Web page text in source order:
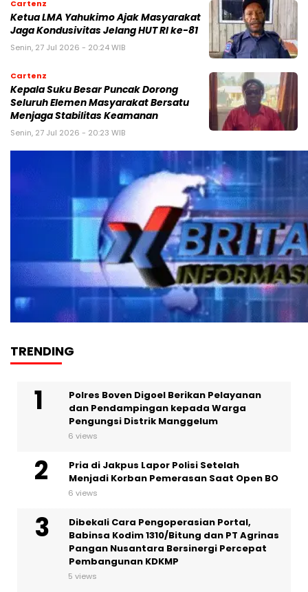
Cartenz
Ketua LMA Yahukimo Ajak Masyarakat
Jaga Kondusivitas Jelang HUT RI ke-81
Senin, 27 Jul 2026 - 20:24 WIB
Cartenz
Kepala Suku Besar Puncak Dorong
Seluruh Elemen Masyarakat Bersatu
Menjaga Stabilitas Keamanan
Senin, 27 Jul 2026 - 20:23 WIB
TRENDING
Polres Boven Digoel Berikan Pelayanan
dan Pendampingan kepada Warga
Pengungsi Distrik Manggelum
6 views
Pria di Jakpus Lapor Polisi Setelah
Menjadi Korban Pemerasan Saat Open BO
6 views
Dibekali Cara Pengoperasian Portal,
Babinsa Kodim 1310/Bitung dan PT Agrinas
Pangan Nusantara Bersinergi Percepat
Pembangunan KDKMP
5 views